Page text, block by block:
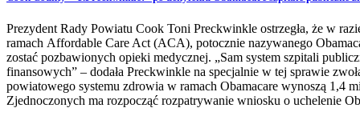
Prezydent Rady Powiatu Cook Toni Preckwinkle ostrzegła, że w
ramach Affordable Care Act (ACA), potocznie nazywanego
zostać pozbawionych opieki medycznej. „Sam system szpitali
finansowych” – dodała Preckwinkle na specjalnie w tej sprawie
powiatowego systemu zdrowia w ramach Obamacare wynoszą 1,4
Zjednoczonych ma rozpocząć rozpatrywanie wniosku o uchelenie